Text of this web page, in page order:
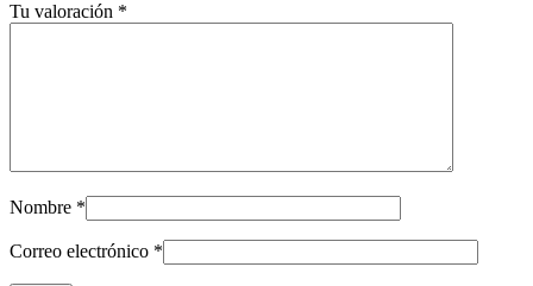
Tu valoración *
Nombre *
Correo electrónico *